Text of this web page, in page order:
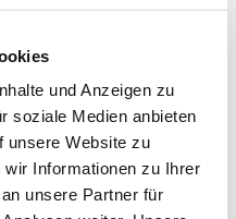
und Anzeigen zu
soziale Medien anbieten
unsere Website zu
Informationen zu Ihrer
unsere Partner für
à axe traversant